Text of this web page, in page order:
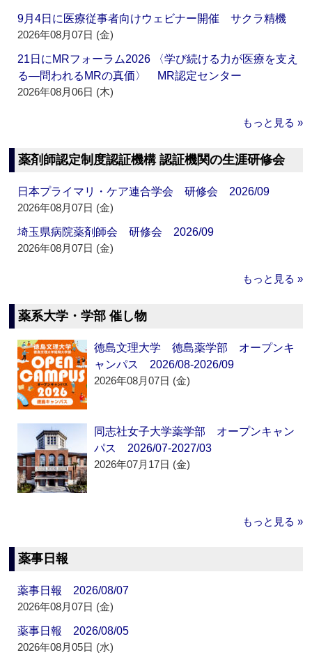
9月4日に医療従事者向けウェビナー開催 サクラ精機
2026年08月07日 (金)
21日にMRフォーラム2026 〈学び続ける力が医療を支え
る―問われるMRの真価〉 MR認定センター
2026年08月06日 (木)
もっと見る »
薬剤師認定制度認証機構 認証機関の生涯研修会
日本プライマリ・ケア連合学会 研修会 2026/09
2026年08月07日 (金)
埼玉県病院薬剤師会 研修会 2026/09
2026年08月07日 (金)
もっと見る »
薬系大学・学部 催し物
徳島文理大学 徳島薬学部 オープンキ
ャンパス 2026/08-2026/09
2026年08月07日 (金)
同志社女子大学薬学部 オープンキャン
パス 2026/07-2027/03
2026年07月17日 (金)
もっと見る »
薬事日報
薬事日報 2026/08/07
2026年08月07日 (金)
薬事日報 2026/08/05
2026年08月05日 (水)